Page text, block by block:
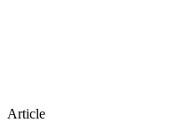
Article